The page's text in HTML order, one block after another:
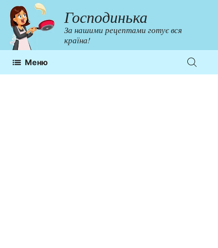
Перейти
до
контенту
Господинька
За нашими рецептами готує вся
країна!
Меню